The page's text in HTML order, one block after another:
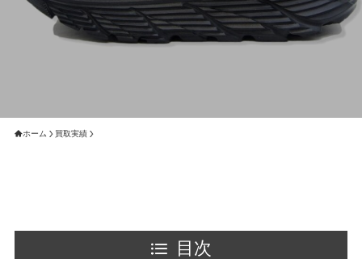
ホーム 買取実績
目次